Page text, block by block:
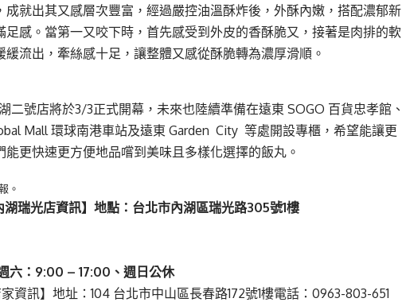
成就出其⼜感層次豐富，經過嚴控油溫酥炸後，外酥內嫩，搭配濃郁新
感。當第⼀⼜咬下時，⾸先感受到外⽪的⾹酥脆⼜，接著是⾁排的軟
流出，牽絲感⼗⾜，讓整體⼜感從酥脆轉為濃厚滑順。
⼆號店將於3/3正式開幕，未來也陸續準備在遠東 SOGO 百貨忠孝館、
Mall 環球南港⾞站及遠東 Garden City 等處開設專櫃，希望能讓更
更快速更⽅便地品嚐到美味且多樣化選擇的飯丸。
。
湖瑞光店資訊】地點：台北市內湖區瑞光路305號1樓
六： 9:00 – 17:00 、週⽇公休
資訊】地址：104 台北市中山區長春路172號1樓電話：0963-803-651